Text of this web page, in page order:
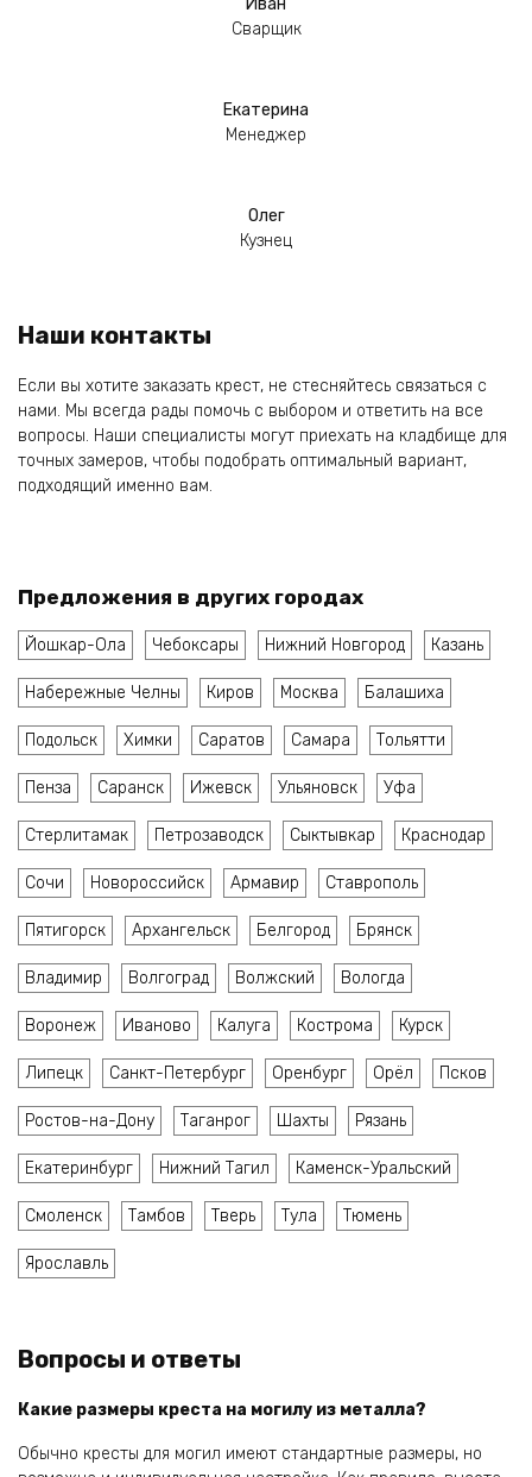
Иван
Сварщик
Екатерина
Менеджер
Олег
Кузнец
Наши контакты
Если вы хотите заказать крест, не стесняйтесь связаться с
нами. Мы всегда рады помочь с выбором и ответить на все
вопросы. Наши специалисты могут приехать на кладбище для
точных замеров, чтобы подобрать оптимальный вариант,
подходящий именно вам.
Предложения в других городах
Йошкар-Ола Чебоксары Нижний Новгород Казань
Набережные Челны Киров Москва Балашиха
Подольск Химки Саратов Самара Тольятти
Пенза Саранск Ижевск Ульяновск Уфа
Стерлитамак Петрозаводск Сыктывкар Краснодар
Сочи Новороссийск Армавир Ставрополь
Пятигорск Архангельск Белгород Брянск
Владимир Волгоград Волжский Вологда
Воронеж Иваново Калуга Кострома Курск
Липецк Санкт-Петербург Оренбург Орёл Псков
Ростов-на-Дону Таганрог Шахты Рязань
Екатеринбург Нижний Тагил Каменск-Уральский
Смоленск Тамбов Тверь Тула Тюмень
Ярославль
Вопросы и ответы
Какие размеры креста на могилу из металла?
Обычно кресты для могил имеют стандартные размеры, но